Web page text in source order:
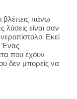
βλέπεις πάνω
είναι σαν
Εκεί
Ένας
που έχουν
δεν μπορείς να